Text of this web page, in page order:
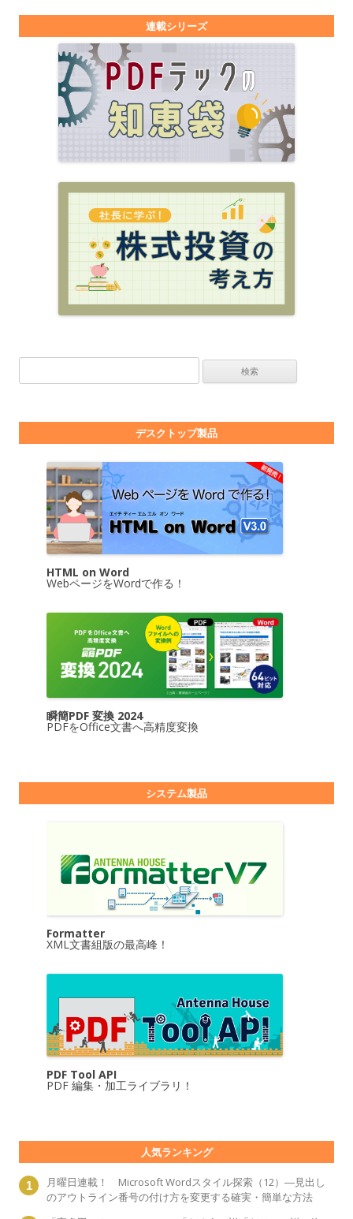
連載シリーズ
デスクトップ製品
HTML on Word
WebページをWordで作る！
瞬簡PDF 変換 2024
PDFをOffice文書へ高精度変換
システム製品
Formatter
XML文書組版の最高峰！
PDF Tool API
PDF 編集・加工ライブラリ！
人気ランキング
月曜日連載！ Microsoft Wordスタイル探索（12）―見出し
のアウトライン番号の付け方を変更する確実・簡単な方法